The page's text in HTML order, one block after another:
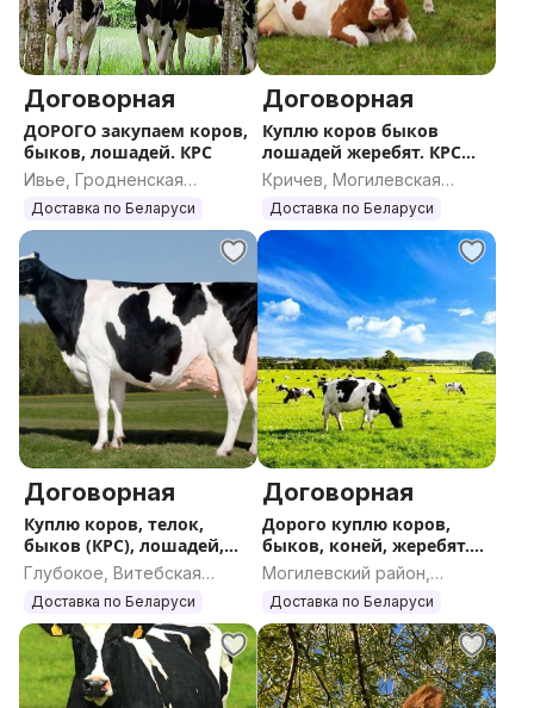
Договорная
ДОРОГО закупаем коров,
быков, лошадей. КРС
Ивье, Гродненская
область
Доставка по Беларуси
Договорная
Куплю коров быков
лошадей жеребят. КРС
ДОРОГО
Кричев, Могилевская
область
Доставка по Беларуси
Договорная
Куплю коров, телок,
быков (КРС), лошадей,
жеребят
Глубокое, Витебская
область
Доставка по Беларуси
Договорная
Дорого куплю коров,
быков, коней, жеребят.
КРС
Могилевский район,
Могилевская область
Доставка по Беларуси